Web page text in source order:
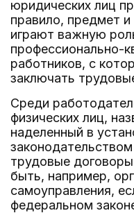
юридических лиц
правило, предмет и
играют важную
профессионально-
работников, с
заключать
Среди
физических лиц,
наделенный в
трудовые
быть, например,
самоуправления,
федеральном